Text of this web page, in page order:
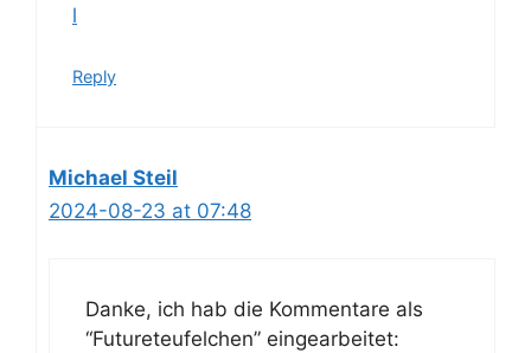
l
Reply
Michael Steil
2024-08-23 at 07:48
Danke, ich hab die Kommentare als
“Futureteufelchen” eingearbeitet: